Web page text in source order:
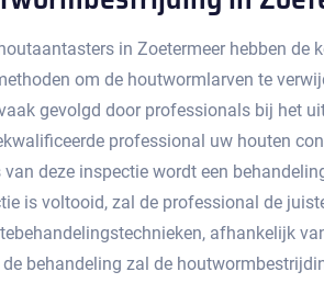
in Zoetermeer hebben
om de houtwormlarven te
gevolgd door professionals bij het
professional uw houten
deze inspectie wordt een
is voltooid, zal de professional de
afhankelijk
behandeling zal de